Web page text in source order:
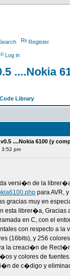
Register
Log in
....Nokia
Code Library
....Nokia 6100 (y
3:52 pm
versi�n de la
para AVR,
gracias muy en
esta librer�a, Gracias
en C, con el
con respecto a la
(16bits), y 256
la creaci�n de
y colores de fuentes.
de c�digo y